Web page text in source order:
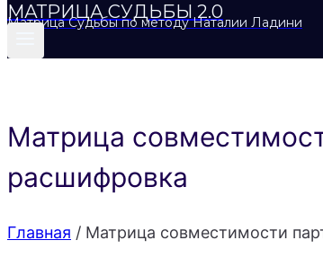
МАТРИЦА СУДЬБЫ 2.0
Матрица Судьбы по методу Наталии Ладини
Матрица
расшифровка
Главная / Матрица совместимости